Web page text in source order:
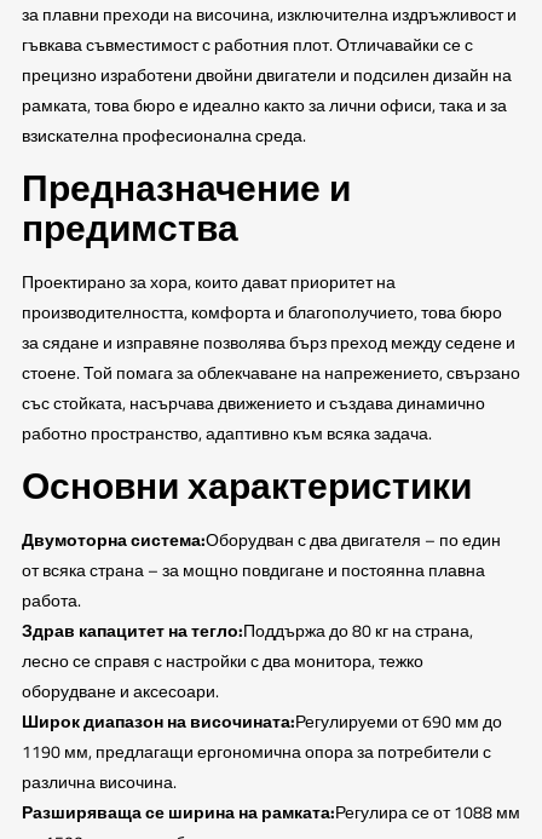
за плавни преходи на височина, изключителна издръжливост и
гъвкава съвместимост с работния плот. Отличавайки се с
прецизно изработени двойни двигатели и подсилен дизайн на
рамката, това бюро е идеално както за лични офиси, така и за
взискателна професионална среда.
Предназначение и
предимства
Проектирано за хора, които дават приоритет на
производителността, комфорта и благополучието, това бюро
за сядане и изправяне позволява бърз преход между седене и
стоене. Той помага за облекчаване на напрежението, свързано
със стойката, насърчава движението и създава динамично
работно пространство, адаптивно към всяка задача.
Основни характеристики
Двумоторна система:Оборудван с два двигателя – по един
от всяка страна – за мощно повдигане и постоянна плавна
работа.
Здрав капацитет на тегло:Поддържа до 80 кг на страна,
лесно се справя с настройки с два монитора, тежко
оборудване и аксесоари.
Широк диапазон на височината:Регулируеми от 690 мм до
1190 мм, предлагащи ергономична опора за потребители с
различна височина.
Разширяваща се ширина на рамката:Регулира се от 1088 мм